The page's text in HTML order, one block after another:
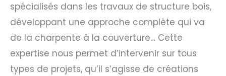
spécialisés dans les travaux de structure bois,
développant une approche complète qui va
de la charpente à la couverture… Cette
expertise nous permet d’intervenir sur tous
types de projets, qu’il s’agisse de créations